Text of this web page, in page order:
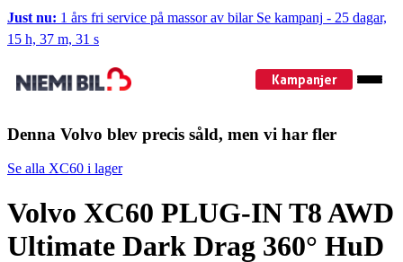
Just nu: 1 års fri service på massor av bilar Se kampanj - 25 dagar,
15 h, 37 m, 30 s
Kampanjer
Denna Volvo blev precis såld, men vi har fler
Se alla XC60 i lager
Volvo XC60 PLUG-IN T8 AWD
Ultimate Dark Drag 360° HuD